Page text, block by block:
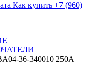
Как купить +7 (960)
36-340010 250А